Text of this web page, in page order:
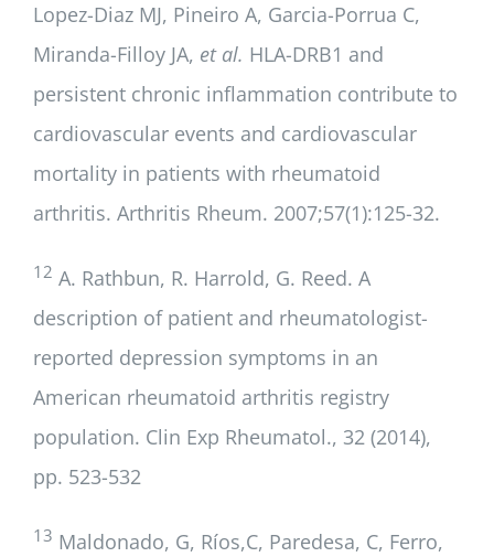
Lopez-Diaz MJ, Pineiro A, Garcia-Porrua C,
Miranda-Filloy JA, et al. HLA-DRB1 and
persistent chronic inflammation contribute to
cardiovascular events and cardiovascular
mortality in patients with rheumatoid
arthritis. Arthritis Rheum. 2007;57(1):125-32.
12 A. Rathbun, R. Harrold, G. Reed. A
description of patient and rheumatologist-
reported depression symptoms in an
American rheumatoid arthritis registry
population. Clin Exp Rheumatol., 32 (2014),
pp. 523-532
13 Maldonado, G, Ríos,C, Paredesa, C, Ferro,